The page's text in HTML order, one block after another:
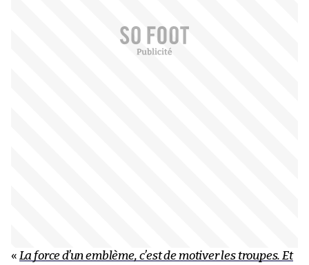
« La force d’un emblème, c’est de motiver les troupes. Et